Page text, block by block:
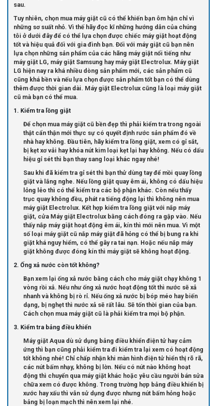
sau.
Tuy nhiên, chọn mua máy giặt cũ có thể khiến bạn ôm hận chỉ vì
những sơ suất nhỏ. Vì thế hãy đọc kĩ những hướng dẫn của chúng
tôi ở dưới đây để có thể lựa chọn được chiếc máy giặt hoạt động
tốt và hiệu quả đối với gia đình bạn. Đối với máy giặt cũ bạn nên
lựa chọn những sản phẩm của các hãng máy giặt nổi tiếng như
máy giặt LG, máy giặt Samsung hay máy giặt Electrolux. Máy giặt
LG hiện nay ra khá nhiều dòng sản phẩm mới, các sản phẩm cũ
cũng khá bền và nếu lựa chọn được sản phẩm tốt bạn có thể dùng
thêm được thời gian dài. Máy giặt Electrolux cũng là loại máy giặt
cũ mà bạn có thể mua.
1. Kiểm tra lồng giặt
Để chọn mua máy giặt cũ bền đẹp thì phải kiểm tra trong ngoài
thật cẩn thận mới thực sự có quyết định rước sản phẩm đó về
nhà hay không. Đầu tiên, hãy kiểm tra lồng giặt, xem có gỉ sắt,
bị kẹt xơ vải hay khóa nút kim loại kẹt lại hay không. Nếu có dấu
hiệu gỉ sét thì bạn thay sang loại khác ngay nhé!
Sau khi đã kiểm tra gỉ sét thì bạn thử dùng tay để mồi quay lồng
giặt và lắng nghe. Nếu lồng giặt quay êm ái, không có dấu hiệu
lỏng lẻo thì có thể kiểm tra các bộ phận khác. Còn nếu thấy
trục quay không đều, phát ra tiếng động lại thì không nên mua
máy giặt Electrolux. Kết hợp kiểm tra lồng giặt với nắp máy
giặt, cửa Máy giặt Electrolux bằng cách đóng ra gập vào. Nếu
thấy nắp máy giặt hoạt động êm ái, kín thì mới nên mua. Vì một
số loại máy giặt cũ nắp máy giặt đã hỏng có thể bị bung ra khi
giặt khá nguy hiểm, có thể gây ra tai nạn. Hoặc nếu nắp máy
giặt không được đóng kín thì máy giặt sẽ không hoạt động.
2. Ống xả nước còn tốt không?
Bạn xem lại ống xả nước bằng cách cho máy giặt chạy không 1
vòng rồi xả. Nếu như ống xả nước hoạt động tốt thì nước sẽ xả
nhanh và không bị rò rỉ. Nếu ống xả nước bị bóp méo hay biến
dạng, bị nghẹt thì nước xả sẽ rất lâu. Sẽ tốn thời gian của bạn.
Cách chọn mua máy giặt cũ là phải kiểm tra mọi bộ phận.
3. Kiểm tra bảng điều khiển
Máy giặt Aqua dù sử dụng bảng điều khiển điện tử hay cảm
ứng thì bạn cũng phải kiểm tra đi kiểm tra lại xem có hoạt động
tốt không nhé! Chỉ chấp nhận khi màn hình điện tử hiển thị rõ rã,
các nút bấm nhạy, không bị lờn. Nếu có nút nào không hoạt
động thì chuyển qua máy giặt khác hoặc yêu cầu người bán sửa
chữa xem có được không. Trong trường hợp bảng điều khiển bị
xước hay xấu thì vẫn sử dụng được nhưng nút bấm hỏng hoặc
bảng bị loạn mạch thì nên xem lại nhé.